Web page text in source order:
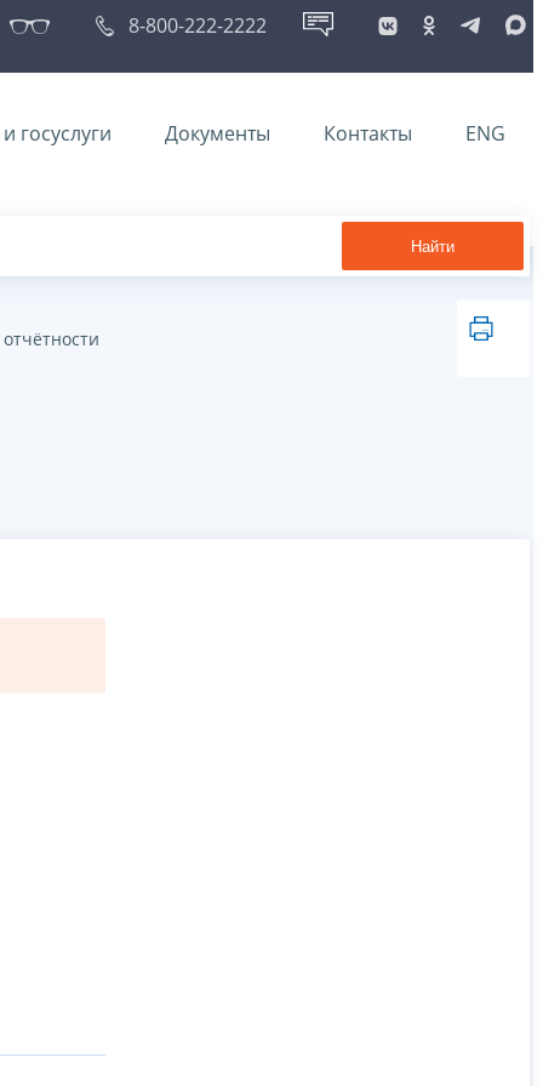
8-800-222-2222
госуслуги Документы Контакты ENG
Найти